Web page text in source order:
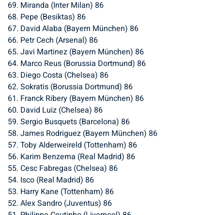
69. Miranda (Inter Milan) 86
68. Pepe (Besiktas) 86
67. David Alaba (Bayern München) 86
66. Petr Cech (Arsenal) 86
65. Javi Martinez (Bayern München) 86
64. Marco Reus (Borussia Dortmund) 86
63. Diego Costa (Chelsea) 86
62. Sokratis (Borussia Dortmund) 86
61. Franck Ribery (Bayern München) 86
60. David Luiz (Chelsea) 86
59. Sergio Busquets (Barcelona) 86
58. James Rodriguez (Bayern München) 86
57. Toby Alderweireld (Tottenham) 86
56. Karim Benzema (Real Madrid) 86
55. Cesc Fabregas (Chelsea) 86
54. Isco (Real Madrid) 86
53. Harry Kane (Tottenham) 86
52. Alex Sandro (Juventus) 86